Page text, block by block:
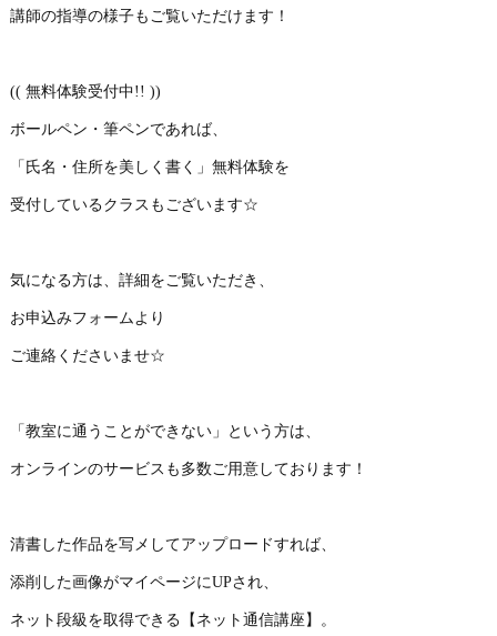
講師の指導の様子もご覧いただけます！
(( 無料体験受付中!! ))
ボールペン・筆ペンであれば、
「氏名・住所を美しく書く」無料体験を
受付しているクラスもございます☆
気になる方は、詳細をご覧いただき、
お申込みフォームより
ご連絡くださいませ☆
「教室に通うことができない」という方は、
オンラインのサービスも多数ご用意しております！
清書した作品を写メしてアップロードすれば、
添削した画像がマイページにUPされ、
ネット段級を取得できる【ネット通信講座】。